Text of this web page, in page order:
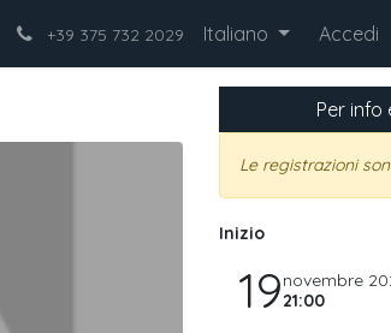
+39 375 732 2029 Italiano Accedi
Per info
Le registrazioni
Inizio
19novembre
21:00